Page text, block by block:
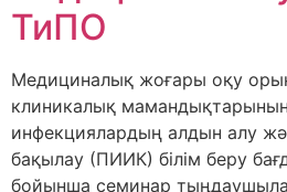
ТиПО
Медициналық жоғары оқу
клиникалық мамандықтарының
инфекциялардың алдын алу
бақылау (ПИИК) білім беру
бойынша семинар